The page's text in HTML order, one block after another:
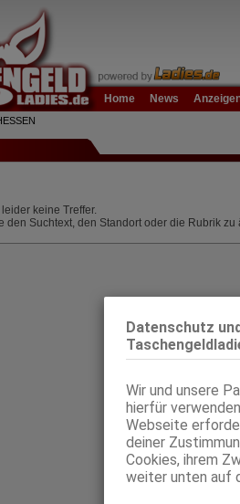
Datenschutz
Wir und unsere
hierfür
Webseite
deiner
Cookies, ihrem
weiter unten auf
Home News
keine Treffer.
den Suchtext, den Standort oder die Rubrik zu